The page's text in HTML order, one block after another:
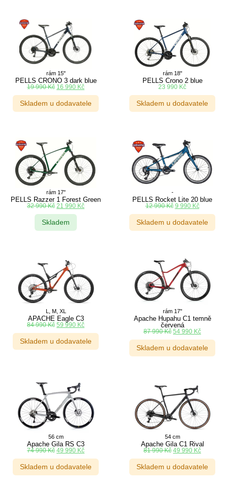
rám 15"
PELLS CRONO 3 dark blue
19 990Kč 16 990 Kč
Skladem u dodavatele
rám 18"
PELLS Crono 2 blue
23 990 Kč
Skladem u dodavatele
rám 17"
PELLS Razzer 1 Forest Green
32 990Kč 21 990 Kč
Skladem
-
PELLS Rocket Lite 20 blue
12 990Kč 9 990 Kč
Skladem u dodavatele
L, M, XL
APACHE Eagle C3
84 990Kč 59 990 Kč
Skladem u dodavatele
rám 17"
Apache Hupahu C1 temně
červená
87 990Kč 54 990 Kč
Skladem u dodavatele
56 cm
Apache Gila RS C3
74 990Kč 49 990 Kč
Skladem u dodavatele
54 cm
Apache Gila C1 Rival
81 990Kč 49 990 Kč
Skladem u dodavatele